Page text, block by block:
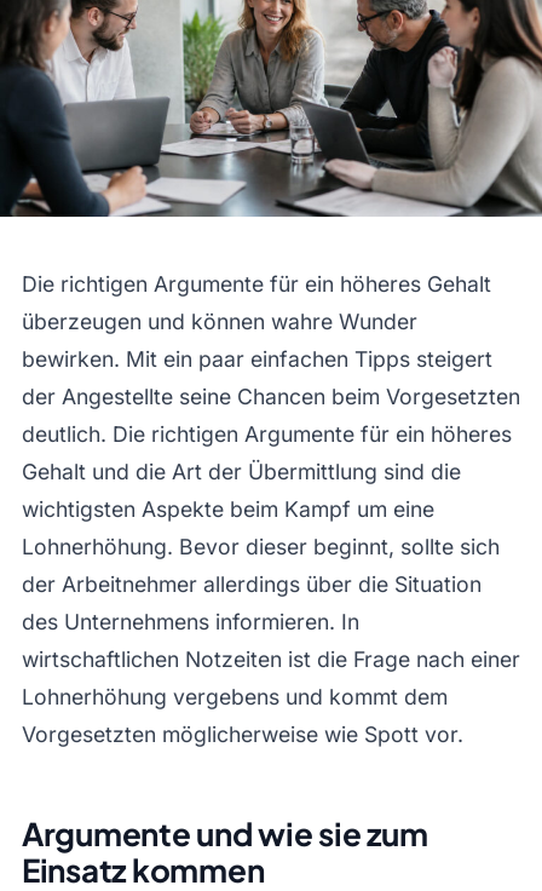
Die richtigen Argumente für ein höheres Gehalt
überzeugen und können wahre Wunder
bewirken. Mit ein paar einfachen Tipps steigert
der Angestellte seine Chancen beim Vorgesetzten
deutlich. Die richtigen Argumente für ein höheres
Gehalt und die Art der Übermittlung sind die
wichtigsten Aspekte beim Kampf um eine
Lohnerhöhung. Bevor dieser beginnt, sollte sich
der Arbeitnehmer allerdings über die Situation
des Unternehmens informieren. In
wirtschaftlichen Notzeiten ist die Frage nach einer
Lohnerhöhung vergebens und kommt dem
Vorgesetzten möglicherweise wie Spott vor.
Argumente und wie sie zum
Einsatz kommen